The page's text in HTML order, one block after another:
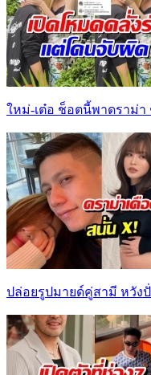
ใหม่-เต๋อ ช็อตนี้พาดราม่า
ปล่อยรูปมายด์คู่สามี หวัง